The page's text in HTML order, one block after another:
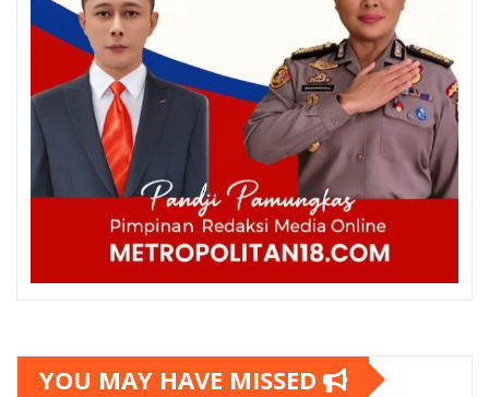
YOU MAY HAVE MISSED